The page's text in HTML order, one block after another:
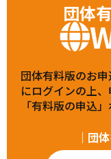
団体
団体有料版のお
にログインの上
「有料版の申込
｜団